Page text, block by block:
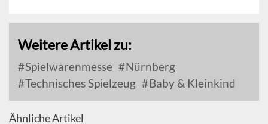
Weitere Artikel zu:
Spielwarenmesse
Nürnberg
Technisches Spielzeug
Baby & Kleinkind
Ähnliche Artikel